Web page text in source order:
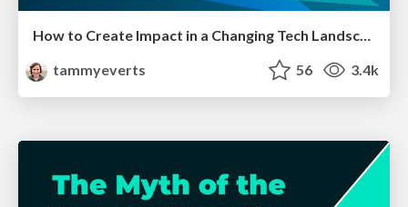
How to Create Impact in a Changing Tech Landscape [PerfNow 2023]
tammyeverts
56 3.4k